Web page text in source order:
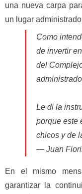
una nueva carpa
un lugar
Como
de invertir
del
Le di la
porque este
chicos y de
— Juan
En el mismo
garantizar la